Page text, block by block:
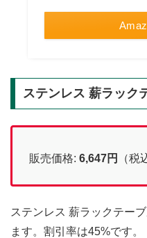
ステンレス 薪ラック
販売価格: 6,647円 （税
ステンレス 薪ラックテー
ます。割引率は45%です。